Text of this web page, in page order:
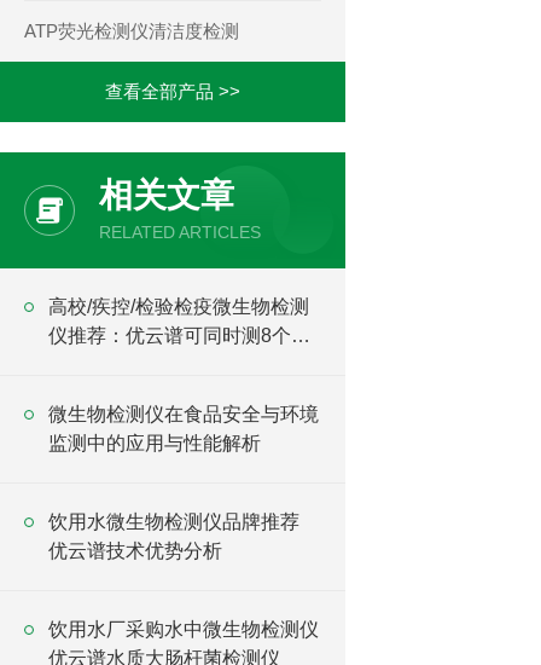
ATP荧光检测仪清洁度检测
查看全部产品 >>
相关文章
RELATED ARTICLES
高校/疾控/检验检疫微生物检测
仪推荐：优云谱可同时测8个不
微生物检测仪在食品安全与环境
监测中的应用与性能解析
饮用水微生物检测仪品牌推荐
优云谱技术优势分析
饮用水厂采购水中微生物检测仪
优云谱水质大肠杆菌检测仪